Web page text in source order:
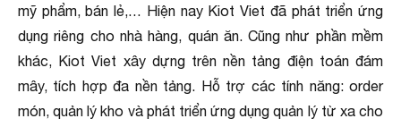
mỹ phẩm, bán lẻ,… Hiện nay Kiot Viet đã phát triển ứng
dụng riêng cho nhà hàng, quán ăn. Cũng như phần mềm
khác, Kiot Viet xây dựng trên nền tảng điện toán đám
mây, tích hợp đa nền tảng. Hỗ trợ các tính năng: order
món, quản lý kho và phát triển ứng dụng quản lý từ xa cho